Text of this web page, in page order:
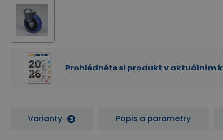
Prohlédněte si produkt v aktuálním
Varianty 3 Popis a parametry